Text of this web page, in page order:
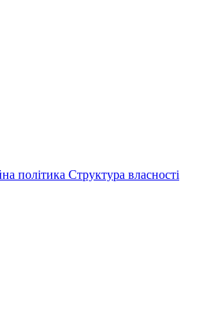
політика Структура власності